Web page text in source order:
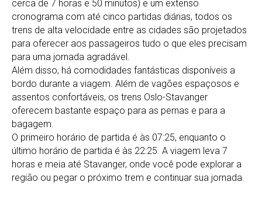
cerca de 7 horas e 50 minutos) e um extenso
cronograma com até cinco partidas diárias, todos os
trens de alta velocidade entre as cidades são projetados
para oferecer aos passageiros tudo o que eles precisam
para uma jornada agradável.
Além disso, há comodidades fantásticas disponíveis a
bordo durante a viagem. Além de vagões espaçosos e
assentos confortáveis, os trens Oslo-Stavanger
oferecem bastante espaço para as pernas e para a
bagagem.
O primeiro horário de partida é às 07:25, enquanto o
último horário de partida é às 22:25. A viagem leva 7
horas e meia até Stavanger, onde você pode explorar a
região ou pegar o próximo trem e continuar sua jornada.